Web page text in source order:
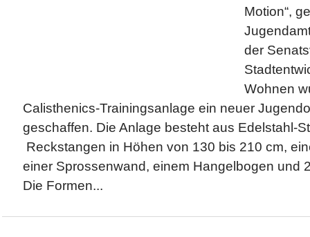
Motion“,
der
Wohnen
Calisthenics-Trainingsanlage ein neuer
geschaffen. Die Anlage besteht aus Edelstahl-
Reckstangen in Höhen von 130 bis 210 cm,
einer Sprossenwand, einem Hangelbogen und
Die Formen...